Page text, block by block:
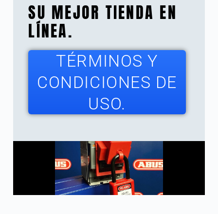
SU MEJOR TIENDA EN
LÍNEA.
TÉRMINOS Y
CONDICIONES DE
USO.